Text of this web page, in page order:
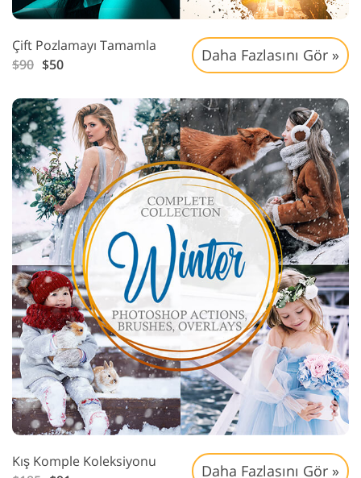
Çift Pozlamayı Tamamla
$90 $50
Daha Fazlasını Gör »
Kış Komple Koleksiyonu
Daha Fazlasını Gör »